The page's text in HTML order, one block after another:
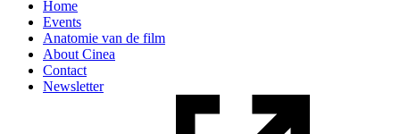
Home
Events
Anatomie van de film
About Cinea
Contact
Newsletter